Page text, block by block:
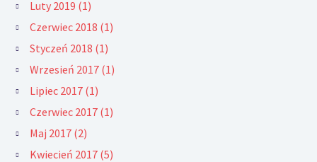
Luty 2019 (1)
Czerwiec 2018 (1)
Styczeń 2018 (1)
Wrzesień 2017 (1)
Lipiec 2017 (1)
Czerwiec 2017 (1)
Maj 2017 (2)
Kwiecień 2017 (5)